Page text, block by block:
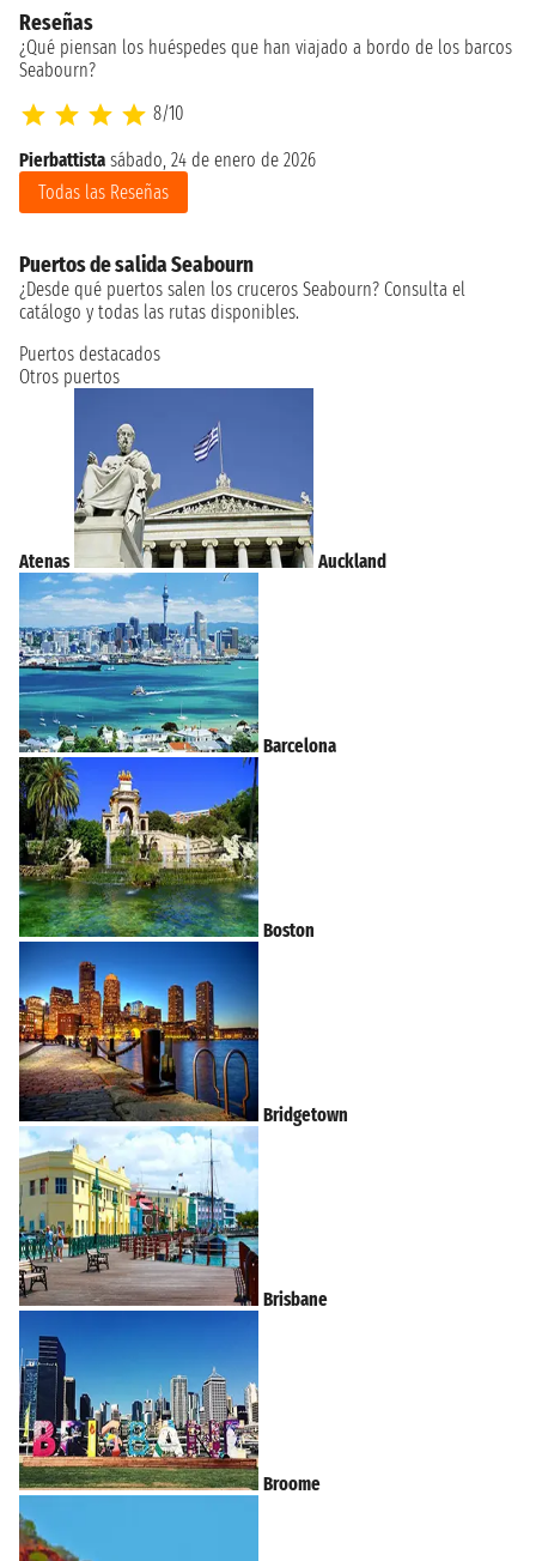
Reseñas
¿Qué piensan los huéspedes que han viajado a bordo de los barcos
Seabourn?
8/10
Pierbattista sábado, 24 de enero de 2026
Todas las Reseñas
Puertos de salida Seabourn
¿Desde qué puertos salen los cruceros Seabourn? Consulta el
catálogo y todas las rutas disponibles.
Puertos destacados
Otros puertos
Atenas Auckland
Barcelona
Boston
Bridgetown
Brisbane
Broome